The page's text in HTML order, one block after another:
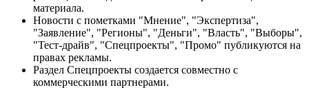
материала.
Новости с пометками "Мнение", "Экспертиза",
"Заявление", "Регионы", "Деньги", "Власть", "Выборы",
"Тест-драйв", "Спецпроекты", "Промо" публикуются на
правах рекламы.
Раздел Спецпроекты создается совместно с
коммерческими партнерами.